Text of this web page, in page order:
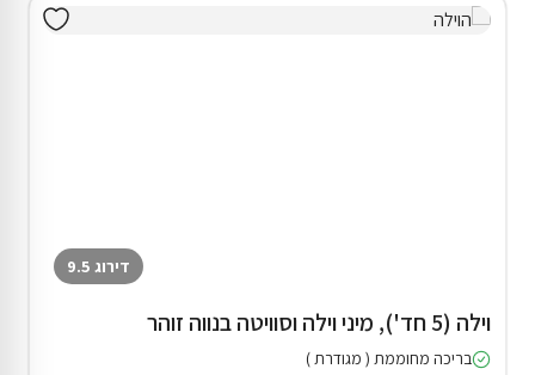
דירוג 9.5
וילה (5 חד'), מיני וילה וסוויטה בנווה זוהר
בריכה מחוממת ( מגודרת )